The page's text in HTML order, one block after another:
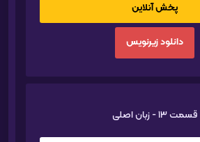
پخش آنلاین
دانلود زیرنویس
قسمت 13 - زبان اصلی